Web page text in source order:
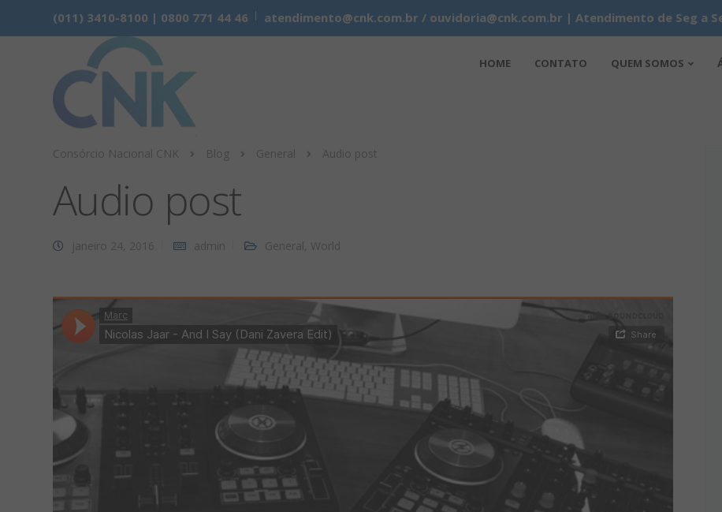
(011) 3410-8100 | 0800 771 44 46 atendimento@cnk.com.br / ouvidoria@cnk.com.br | Atendimento de Seg a
HOME CONTATO QUEM SOMOS
Consórcio Nacional CNK Blog General Audio post
Audio post
janeiro 24, 2016 admin General, World